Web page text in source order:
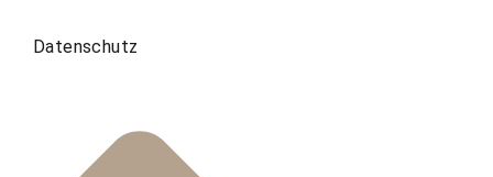
Datenschutz